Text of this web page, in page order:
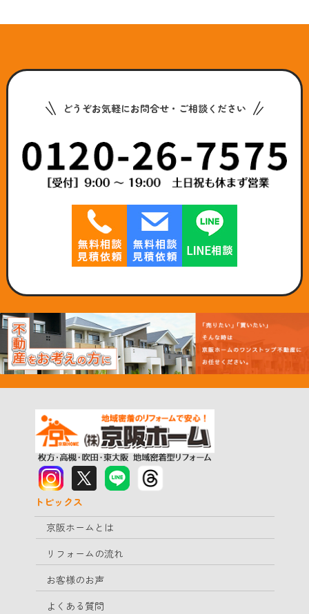
どうぞお気軽にお問合せ・ご相談ください
トピックス
京阪ホームとは
リフォームの流れ
お客様のお声
よくある質問